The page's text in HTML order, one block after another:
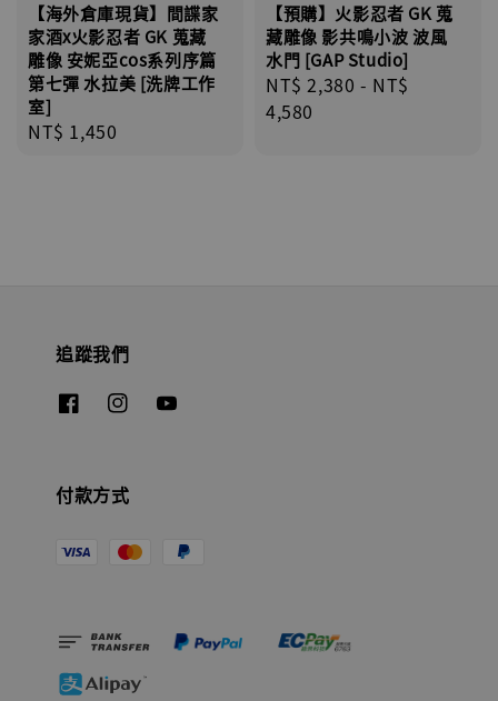
【海外倉庫現貨】間諜家
家酒x火影忍者 GK 蒐藏
雕像 安妮亞cos系列序篇
第七彈 水拉美 [洗牌工作
室]
Regular
NT$ 1,450
【預購】火影忍者 GK 蒐
藏雕像 影共鳴小波 波風
水門 [GAP Studio]
Regular
price
NT$ 2,380 - NT$
4,580
追蹤我們
付款方式